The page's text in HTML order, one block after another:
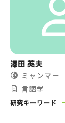
澤田 英夫
ミャンマー
言語学
研究キーワード